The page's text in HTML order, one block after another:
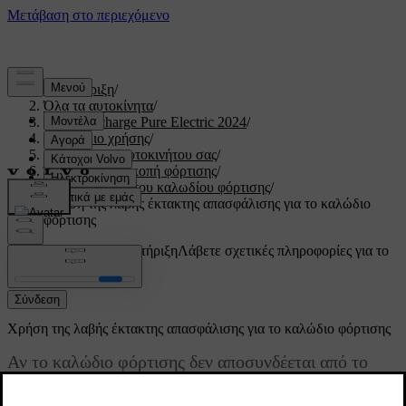
Υποστήριξη/
Όλα τα αυτοκίνητα/
XC40 Recharge Pure Electric 2024/
Εγχειρίδιο χρήσης/
Φόρτιση του αυτοκινήτου σας/
Έναρξη και διακοπή φόρτισης/
Απασφάλιση του καλωδίου φόρτισης/
Χρήση της λαβής έκτακτης απασφάλισης για το καλώδιο
φόρτισης
Προσαρμοσμένη υποστήριξηΛάβετε σχετικές πληροφορίες για το
δικό σας αυτοκίνητο.
Σύνδεση
Χρήση της λαβής έκτακτης απασφάλισης για το καλώδιο φόρτισης
Αν το καλώδιο φόρτισης δεν αποσυνδέεται από το